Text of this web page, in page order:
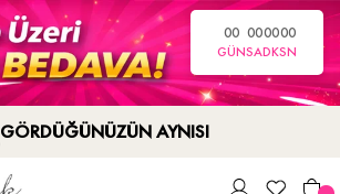
00
GÜN
00
SA
00
DK
00
SN
GÖRDÜĞÜNÜZÜN AYNISI